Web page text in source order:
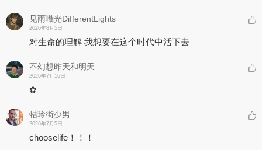
见雨囁光DifferentLights
2026年8月5日
对生命的理解 我想要在这个时代中活下去
不幻想昨天和明天
2026年7月16日
✿
牯玲街少男
2026年7月5日
chooselife！！！